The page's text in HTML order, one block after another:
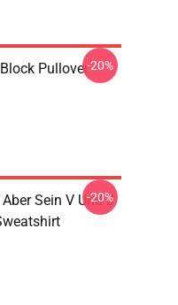
Pullover-20%
Sein V Und J
-20%